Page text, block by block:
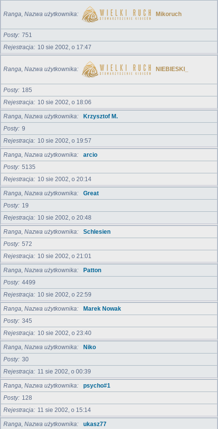
Ranga, Nazwa użytkownika Mikoruch
Posty 751
Rejestracja
10 sie 2002, o 17:47
Ranga, Nazwa użytkownika NIEBIESKI_
Posty
185
Rejestracja
10 sie 2002, o 18:06
Ranga, Nazwa użytkownika
Krzysztof M.
Posty 9
Rejestracja
10 sie 2002, o 19:57
Ranga, Nazwa użytkownika
arcio
Posty 5135
Rejestracja
10 sie 2002, o 20:14
Ranga, Nazwa użytkownika
Great
Posty
19
Rejestracja
10 sie 2002, o 20:48
Ranga, Nazwa użytkownika
Schlesien
Posty 572
Rejestracja
10 sie 2002, o 21:01
Ranga, Nazwa użytkownika
Patton
Posty 4499
Rejestracja
10 sie 2002, o 22:59
Ranga, Nazwa użytkownika
Marek Nowak
Posty 345
Rejestracja
10 sie 2002, o 23:40
Ranga, Nazwa użytkownika
Niko
Posty 30
Rejestracja
11 sie 2002, o 00:39
Ranga, Nazwa użytkownika
psycho#1
Posty
128
Rejestracja
11 sie 2002, o 15:14
Ranga, Nazwa użytkownika
ukasz77